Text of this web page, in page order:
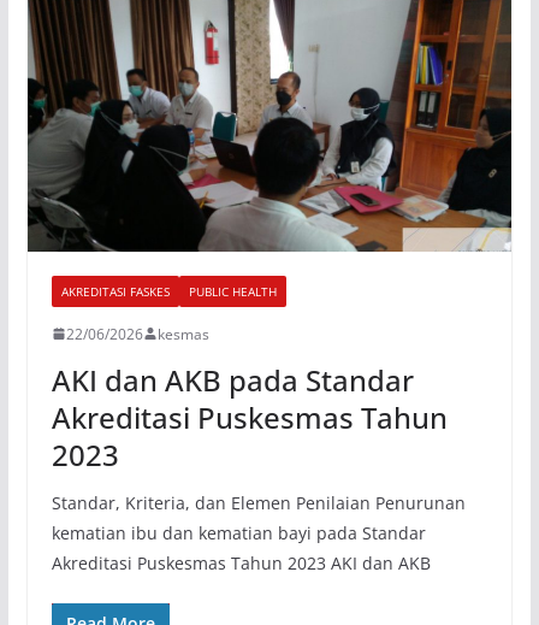
AKREDITASI FASKES PUBLIC HEALTH
22/06/2026 kesmas
AKI dan AKB pada Standar
Akreditasi Puskesmas Tahun
2023
Standar, Kriteria, dan Elemen Penilaian Penurunan
kematian ibu dan kematian bayi pada Standar
Akreditasi Puskesmas Tahun 2023 AKI dan AKB